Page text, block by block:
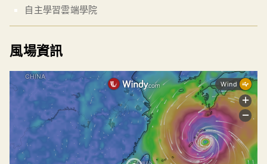
自主學習雲端學院
風場資訊